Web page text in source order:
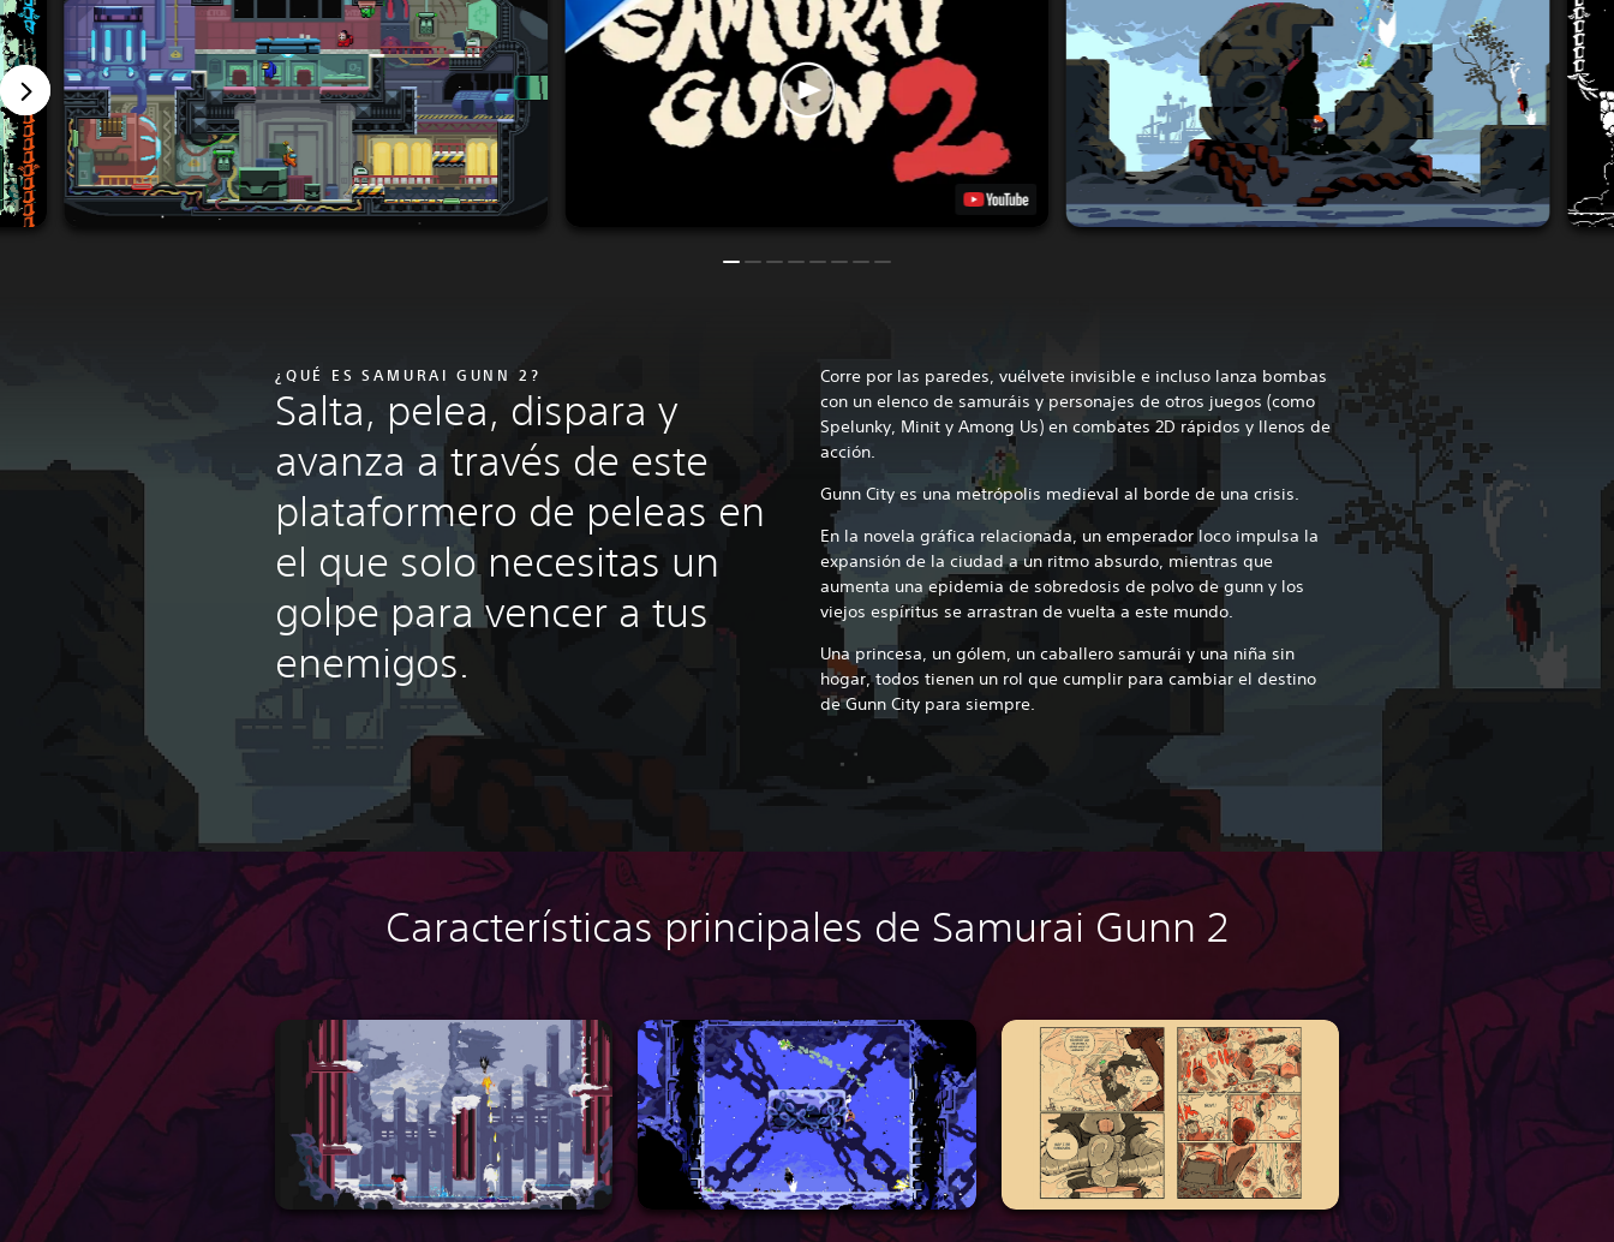
¿QUÉ ES SAMURAI GUNN 2?
Salta, pelea, dispara y
avanza a través de este
plataformero de peleas en
el que solo necesitas un
golpe para vencer a tus
enemigos.
Corre por las paredes, vuélvete invisible e incluso lanza bombas
con un elenco de samuráis y personajes de otros juegos (como
Spelunky, Minit y Among Us) en combates 2D rápidos y llenos de
acción.
Gunn City es una metrópolis medieval al borde de una crisis.
En la novela gráfica relacionada, un emperador loco impulsa la
expansión de la ciudad a un ritmo absurdo, mientras que
aumenta una epidemia de sobredosis de polvo de gunny los
viejos espíritus se arrastran de vuelta a este mundo.
Una princesa, un gólem, un caballero samurái y una niña sin
hogar, todos tienen un rol que cumplir para cambiar el destino
de Gunn City para siempre.
Características principales de Samurai Gunn 2